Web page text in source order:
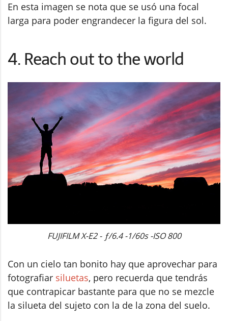
En esta imagen se nota que se usó una focal
larga para poder engrandecer la figura del sol.
4. Reach out to the world
FUJIFILM X-E2 - ƒ/6.4 -1/60s -ISO 800
Con un cielo tan bonito hay que aprovechar para
fotografiar siluetas, pero recuerda que tendrás
que contrapicar bastante para que no se mezcle
la silueta del sujeto con la de la zona del suelo.